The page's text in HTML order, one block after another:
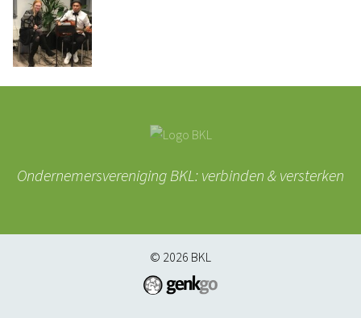
Ondernemersvereniging BKL: verbinden & versterken
© 2026 BKL